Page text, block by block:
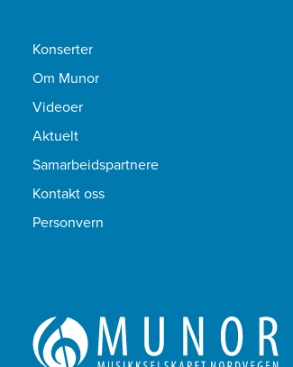
Konserter
Om Munor
Videoer
Aktuelt
Samarbeidspartnere
Kontakt oss
Personvern